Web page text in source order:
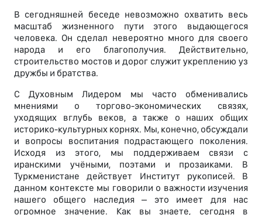
В сегодняшней беседе невозможно охватить весь
масштаб жизненного пути этого выдающегося
человека. Он сделал невероятно много для своего
народа и его благополучия. Действительно,
строительство мостов и дорог служит укреплению уз
дружбы и братства.
С Духовным Лидером мы часто обменивались
мнениями о торгово-экономических связях,
уходящих вглубь веков, а также о наших общих
историко-культурных корнях. Мы, конечно, обсуждали
и вопросы воспитания подрастающего поколения.
Исходя из этого, мы поддерживаем связи с
иранскими учёными, поэтами и прозаиками. В
Туркменистане действует Институт рукописей. В
данном контексте мы говорили о важности изучения
нашего общего наследия – это имеет для нас
огромное значение. Как вы знаете, сегодня в